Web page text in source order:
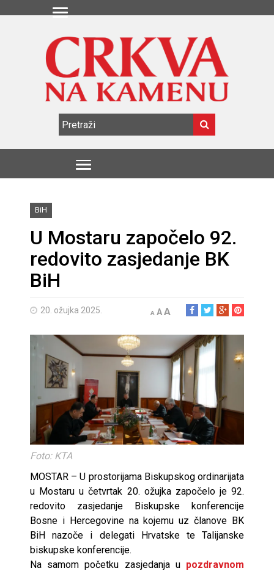
BiH
U Mostaru započelo 92.
redovito zasjedanje BK
BiH
20. ožujka 2025. A AA
Foto: KTA
MOSTAR – U prostorijama Biskupskog ordinarijata
u Mostaru u četvrtak 20. ožujka započelo je 92.
redovito zasjedanje Biskupske konferencije
Bosne i Hercegovine na kojemu uz članove BK
BiH nazoče i delegati Hrvatske te Talijanske
biskupske konferencije.
Na samom početku zasjedanja u pozdravnom